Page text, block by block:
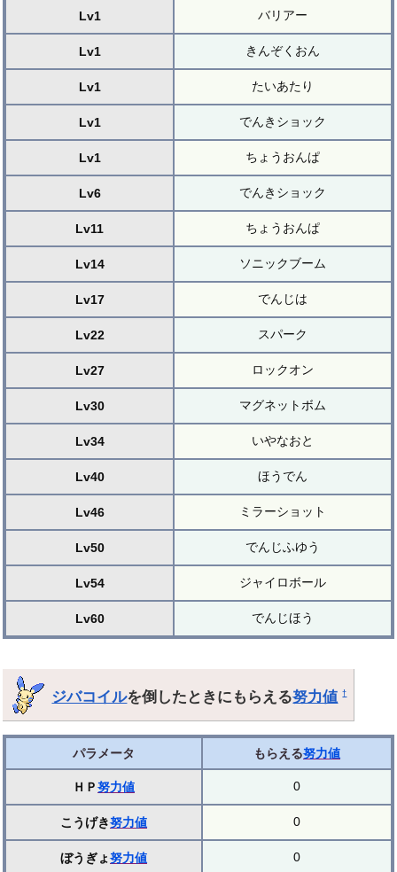
Lv1 バリアー
Lv1 きんぞくおん
Lv1 たいあたり
Lv1 でんきショック
Lv1 ちょうおんぱ
Lv6 でんきショック
Lv11 ちょうおんぱ
Lv14 ソニックブーム
Lv17 でんじは
Lv22 スパーク
Lv27 ロックオン
Lv30 マグネットボム
Lv34 いやなおと
Lv40 ほうでん
Lv46 ミラーショット
Lv50 でんじふゆう
Lv54 ジャイロボール
Lv60 でんじほう
ジバコイルを倒したときにもらえる努力値 †
パラメータ もらえる努力値
ＨＰ努力値 0
こうげき努力値 0
ぼうぎょ努力値 0